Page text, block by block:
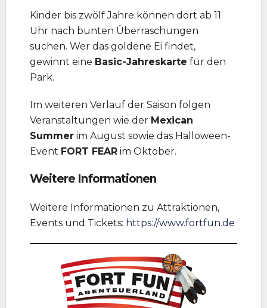
Kinder bis zwölf Jahre können dort ab 11
Uhr nach bunten Überraschungen
suchen. Wer das goldene Ei findet,
gewinnt eine Basic-Jahreskarte für den
Park.
Im weiteren Verlauf der Saison folgen
Veranstaltungen wie der Mexican
Summer im August sowie das Halloween-
Event FORT FEAR im Oktober.
Weitere Informationen
Weitere Informationen zu Attraktionen,
Events und Tickets: https://www.fortfun.de